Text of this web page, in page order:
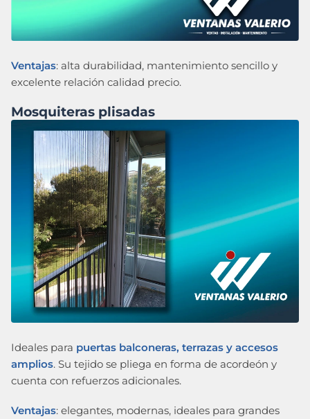
Ventajas: alta durabilidad, mantenimiento sencillo y
excelente relación calidad precio.
Mosquiteras plisadas
Ideales para puertas balconeras, terrazas y accesos
amplios. Su tejido se pliega en forma de acordeón y
cuenta con refuerzos adicionales.
Ventajas: elegantes, modernas, ideales para grandes